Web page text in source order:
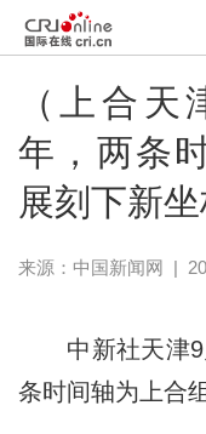
（上合
年，两条
展刻下新
来源： 中国新闻网 |
中新社天津9
条时间轴为上合